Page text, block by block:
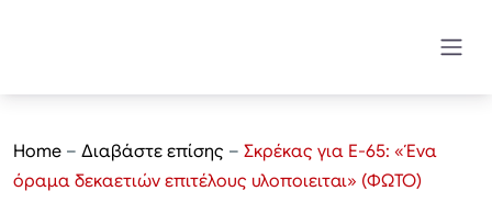
Home – Διαβάστε επίσης – Σκρέκας για Ε-65: «Ένα
όραμα δεκαετιών επιτέλους υλοποιειται» (ΦΩΤΟ)